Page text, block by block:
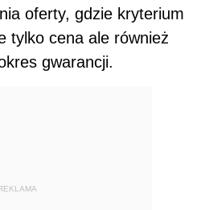
oferty, gdzie kryterium
tylko cena ale również
gwarancji.